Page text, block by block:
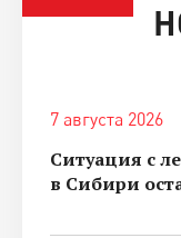
7 августа 2026
Ситуация с
в Сибири